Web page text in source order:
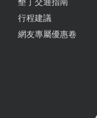
墾丁交通指南
行程建議
網友專屬優惠卷